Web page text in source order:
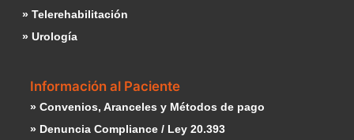
» Telerehabilitación
» Urología
Información al Paciente
» Convenios, Aranceles y Métodos de pago
» Denuncia Compliance / Ley 20.393